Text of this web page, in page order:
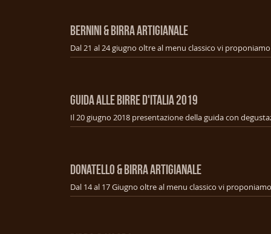
BERNINI & BIRRA ARTIGIANALE
GUIDA ALLE BIRRE D'ITALIA 2019
Il 20 giugno 2018 presentazione della guida con
DONATELLO & BIRRA ARTIGIANALE